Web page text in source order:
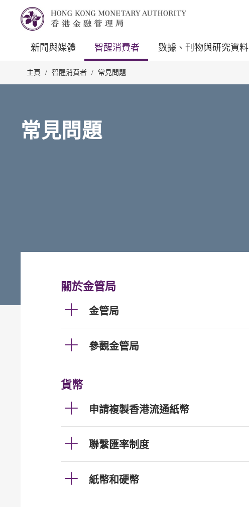
新聞與媒體 智醒消費者 數據、刊物與研究資料
主頁 / 智醒消費者 / 常見問題
常見問題
關於金管局
金管局
參觀金管局
貨幣
申請複製香港流通紙幣
聯繫匯率制度
紙幣和硬幣